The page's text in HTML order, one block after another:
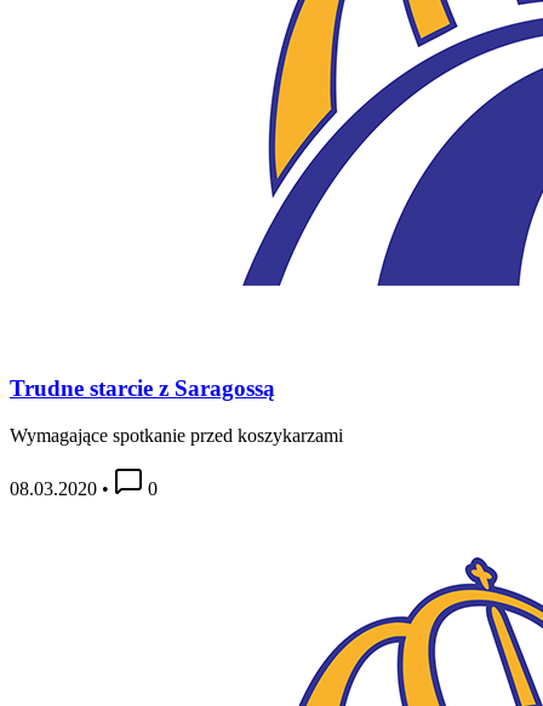
Trudne starcie z Saragossą
Wymagające spotkanie przed koszykarzami
08.03.2020 • 0